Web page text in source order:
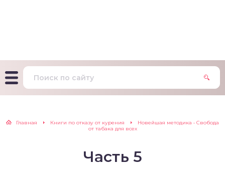
Главная Книги по отказу от курения
Новейшая методика • Свобода
от табака для всех
Часть 5
на определение типа
поведения
зависимости